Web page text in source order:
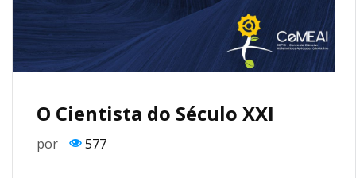
O Cientista do Século XXI
por 577